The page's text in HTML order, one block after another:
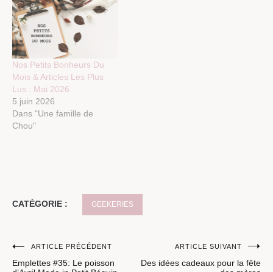
Nos Petits Bonheurs Du
Mois & Articles Les Plus
Lus : Mai 2026
5 juin 2026
Dans "Une famille de
Chou"
CATÉGORIE : GEEKERIES
Navigation
ARTICLE PRÉCÉDENT
Emplettes #35: Le poisson
ARTICLE SUIVANT
Des idées cadeaux pour la fête